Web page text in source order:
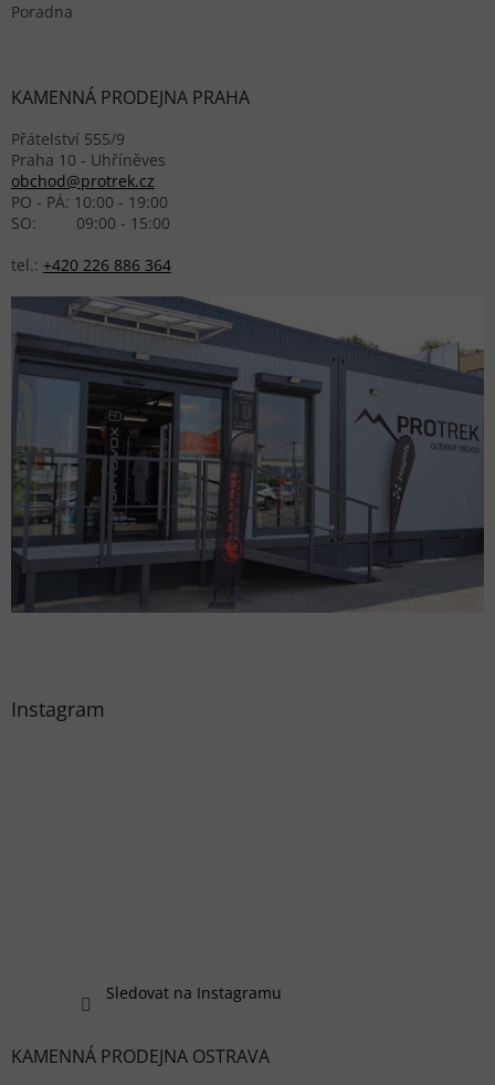
Poradna
KAMENNÁ PRODEJNA PRAHA
Přátelství 555/9
Praha 10 - Uhříněves
obchod@protrek.cz
PO - PÁ: 10:00 - 19:00
SO: 09:00 - 15:00
tel.: +420 226 886 364
Instagram
Sledovat na Instagramu
KAMENNÁ PRODEJNA OSTRAVA